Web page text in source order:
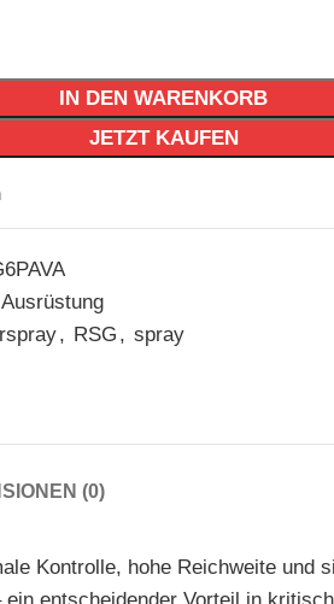
IN DEN WARENKORB
JETZT KAUFEN
Ausrüstung
, RSG , spray
(0)
Kontrolle, hohe Reichweite und